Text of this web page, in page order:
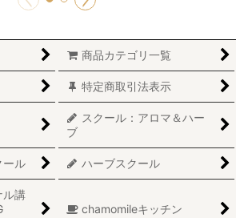
商品カテゴリ一覧
特定商取引法表示
スクール：アロマ＆ハー
ブ
ール ハーブスクール
ル講
chamomileキッチン